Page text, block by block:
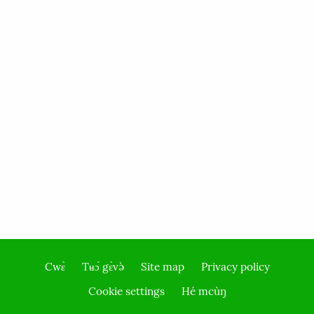
Footer
Cwɛ̀ Tʉɔ́ gɛ̀və̀ Site map
Privacy policy
Cookie settings
Hé mcùŋ